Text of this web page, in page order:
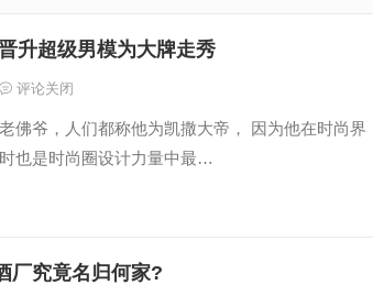
升超级男模为大牌走秀
评论关闭
佛爷，人们都称他为凯撒大帝， 因为他在时尚界
也是时尚圈设计力量中最…
厂究竟名归何家?